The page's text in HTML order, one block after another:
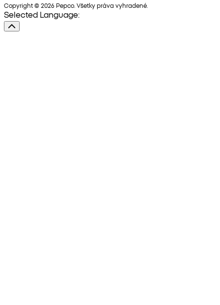
Copyright © 2026 Pepco. Všetky práva vyhradené.
Selected Language: